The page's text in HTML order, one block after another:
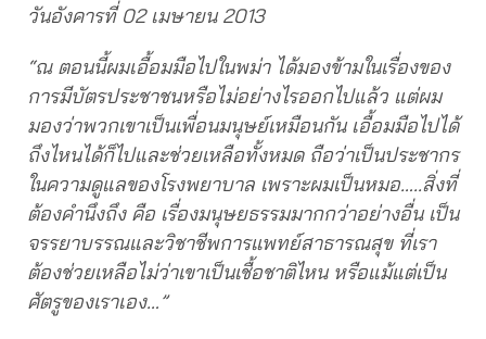
วันอังคารที่ 02 เมษายน 2013
“ณ ตอนนี้ผมเอื้อมมือไปในพม่า ได้มองข้ามในเรื่องของ
การมีบัตรประชาชนหรือไม่อย่างไรออกไปแล้ว แต่ผม
มองว่าพวกเขาเป็นเพื่อนมนุษย์เหมือนกัน เอื้อมมือไปได้
ถึงไหนได้ก็ไปและช่วยเหลือทั้งหมด ถือว่าเป็นประชากร
ในความดูแลของโรงพยาบาล เพราะผมเป็นหมอ…..สิ่งที่
ต้องคำนึงถึง คือ เรื่องมนุษยธรรมมากกว่าอย่างอื่น เป็น
จรรยาบรรณและวิชาชีพการแพทย์สาธารณสุข ที่เรา
ต้องช่วยเหลือไม่ว่าเขาเป็นเชื้อชาติไหน หรือแม้แต่เป็น
ศัตรูของเราเอง…”